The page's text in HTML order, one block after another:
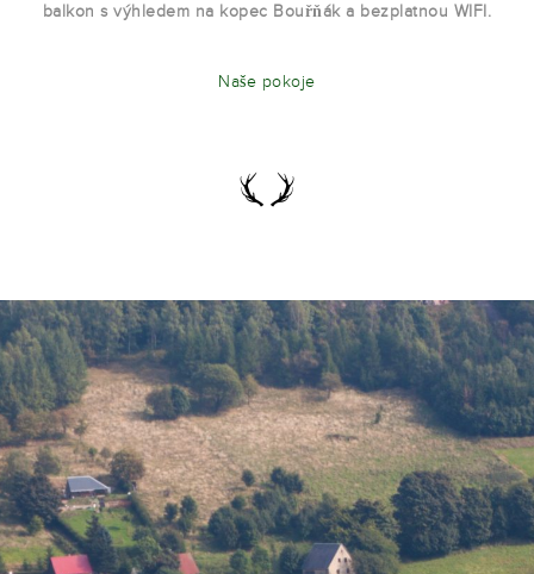
balkon s výhledem na kopec Bouřňák a bezplatnou WIFI.
Naše pokoje